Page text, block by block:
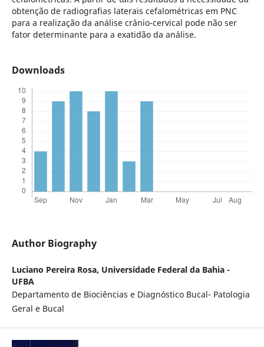
obtenção de radiografias laterais cefalométricas em PNC
para a realização da análise crânio-cervical pode não ser
fator determinante para a exatidão da análise.
Downloads
Author Biography
Luciano Pereira Rosa, Universidade Federal da Bahia -
UFBA
Departamento de Biociências e Diagnóstico Bucal- Patologia
Geral e Bucal